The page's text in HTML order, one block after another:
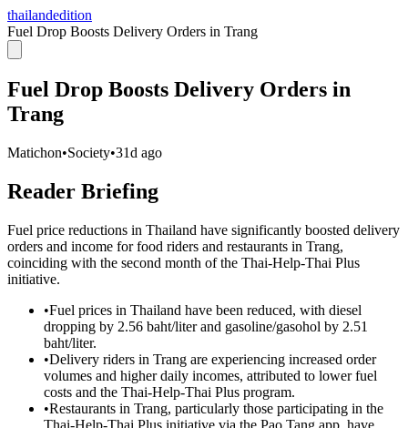
thailandedition
Fuel Drop Boosts Delivery Orders in Trang
Fuel Drop Boosts Delivery Orders in
Trang
Matichon•Society•31d ago
Reader Briefing
Fuel price reductions in Thailand have significantly boosted delivery
orders and income for food riders and restaurants in Trang,
coinciding with the second month of the Thai-Help-Thai Plus
initiative.
•Fuel prices in Thailand have been reduced, with diesel
dropping by 2.56 baht/liter and gasoline/gasohol by 2.51
baht/liter.
•Delivery riders in Trang are experiencing increased order
volumes and higher daily incomes, attributed to lower fuel
costs and the Thai-Help-Thai Plus program.
•Restaurants in Trang, particularly those participating in the
Thai-Help-Thai Plus initiative via the Pao Tang app, have